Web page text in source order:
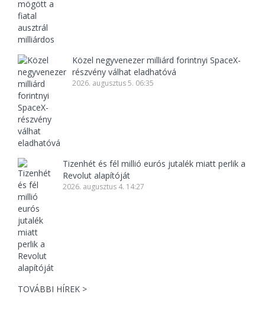
Közel negyvenezer milliárd forintnyi SpaceX-
részvény válhat eladhatóvá
2026. augusztus 5. 06:35
Tizenhét és fél millió eurós jutalék miatt perlik a
Revolut alapítóját
2026. augusztus 4. 14:27
TOVÁBBI HÍREK >